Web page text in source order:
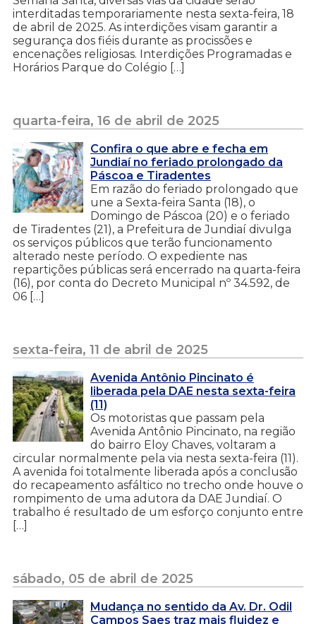
interditadas temporariamente nesta sexta-feira, 18
de abril de 2025. As interdições visam garantir a
segurança dos fiéis durante as procissões e
encenações religiosas.​ Interdições Programadas e
Horários Parque do Colégio […]
quarta-feira, 16 de abril de 2025
Confira o que abre e fecha em
Jundiaí no feriado prolongado da
Páscoa e Tiradentes
Em razão do feriado prolongado que
une a Sexta-feira Santa (18), o
Domingo de Páscoa (20) e o feriado
de Tiradentes (21), a Prefeitura de Jundiaí divulga
os serviços públicos que terão funcionamento
alterado neste período. O expediente nas
repartições públicas será encerrado na quarta-feira
(16), por conta do Decreto Municipal nº 34.592, de
06 […]
sexta-feira, 11 de abril de 2025
Avenida Antônio Pincinato é
liberada pela DAE nesta sexta-feira
(11)
Os motoristas que passam pela
Avenida Antônio Pincinato, na região
do bairro Eloy Chaves, voltaram a
circular normalmente pela via nesta sexta-feira (11).
A avenida foi totalmente liberada após a conclusão
do recapeamento asfáltico no trecho onde houve o
rompimento de uma adutora da DAE Jundiaí. O
trabalho é resultado de um esforço conjunto entre
[…]
sábado, 05 de abril de 2025
Mudança no sentido da Av. Dr. Odil
Campos Saes traz mais fluidez e